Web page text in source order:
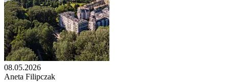
08.05.2026
Aneta Filipczak